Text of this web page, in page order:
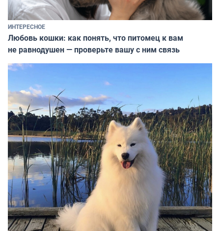
ИНТЕРЕСНОЕ
Любовь кошки: как понять, что питомец к вам
не равнодушен — проверьте вашу с ним связь